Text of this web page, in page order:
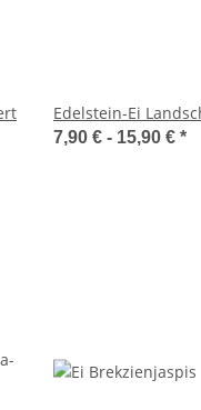
Edelstein-Ei
7,90 € - 15,90 € *